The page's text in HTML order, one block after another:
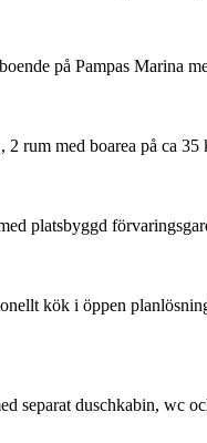
på Pampas Marina
2 rum med boarea på ca
platsbyggd
kök i öppen
separat duschkabin, wc